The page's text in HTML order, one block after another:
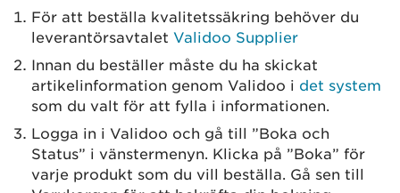
För att beställa kvalitetssäkring behöver du
leverantörsavtalet Validoo Supplier
Innan du beställer måste du ha skickat
artikelinformation genom Validoo i det system
som du valt för att fylla i informationen.
Logga in i Validoo och gå till ”Boka och
Status” i vänstermenyn. Klicka på ”Boka” för
varje produkt som du vill beställa. Gå sen till